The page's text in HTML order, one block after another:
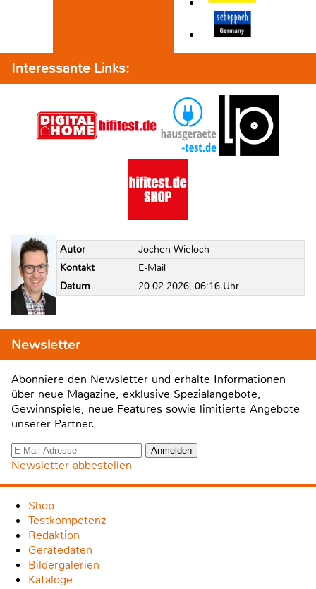
Interessante Links:
Autor
Jochen Wieloch
Kontakt
E-Mail
Datum
20.02.2026, 06:16 Uhr
Newsletter
Abonniere den Newsletter und erhalte Informationen
über neue Magazine, exklusive Spezialangebote,
Gewinnspiele, neue Features sowie limitierte Angebote
unserer Partner.
Newsletter abbestellen
Shop
Testkompetenz
Redaktion
Gerätedaten
Bildergalerien
Kataloge